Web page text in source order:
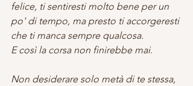
felice, ti sentiresti molto bene per un
po' di tempo, ma presto ti accorgeresti
che ti manca sempre qualcosa.
E così la corsa non finirebbe mai.
Non desiderare solo metà di te stessa,